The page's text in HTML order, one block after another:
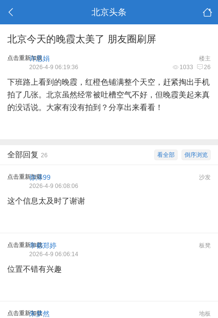
北京头条
北京今天的晚霞太美了 朋友圈刷屏
点击重新加载 楼主
许思娟
1033 26
2026-4-9 06:19:36
下班路上看到的晚霞，红橙色铺满整个天空，赶紧掏出手机
拍了几张。北京虽然经常被吐槽空气不好，但晚霞美起来真
的没话说。大家有没有拍到？分享出来看看！
倒序浏览
看全部
全部回复 26
点击重新加载 沙发
徐泽99
2026-4-9 06:08:06
这个信息太及时了谢谢
点击重新加载 板凳
帝都郑婷
2026-4-9 06:06:14
位置不错有兴趣
点击重新加载 地板
朱梦然